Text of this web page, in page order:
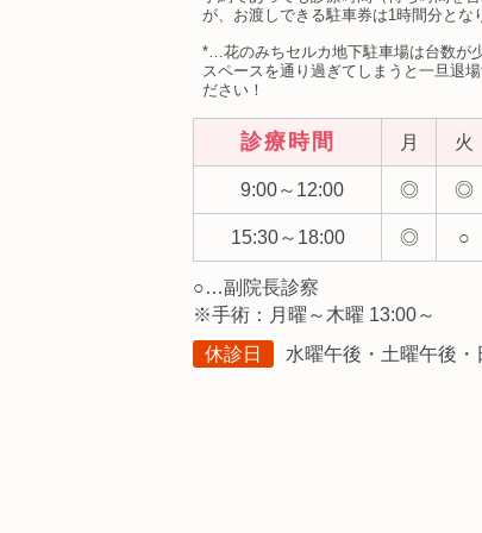
が、お渡しできる駐車券は1時間分とな
*…花のみちセルカ地下駐車場は台数が
スペースを通り過ぎてしまうと一旦退
ださい！
診療時間 月 火
9:00～12:00 ◎ ◎
15:30～18:00 ◎ ○
○…副院長診察
※手術：月曜～木曜 13:00～
休診日
水曜午後・土曜午後・